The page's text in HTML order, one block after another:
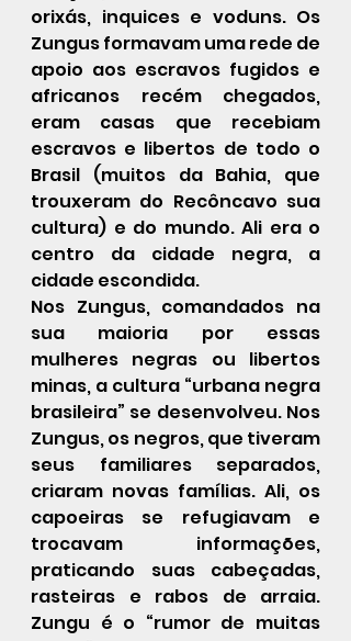
orixás, inquices e voduns. Os
Zungus formavam uma rede de
apoio aos escravos fugidos e
africanos recém chegados,
eram casas que recebiam
escravos e libertos de todo o
Brasil (muitos da Bahia, que
trouxeram do Recôncavo sua
cultura) e do mundo. Ali era o
centro da cidade negra, a
cidade escondida.
Nos Zungus, comandados na
sua maioria por essas
mulheres negras ou libertos
minas, a cultura “urbana negra
brasileira” se desenvolveu. Nos
Zungus, os negros, que tiveram
seus familiares separados,
criaram novas famílias. Ali, os
capoeiras se refugiavam e
trocavam informações,
praticando suas cabeçadas,
rasteiras e rabos de arraia.
Zungu é o “rumor de muitas